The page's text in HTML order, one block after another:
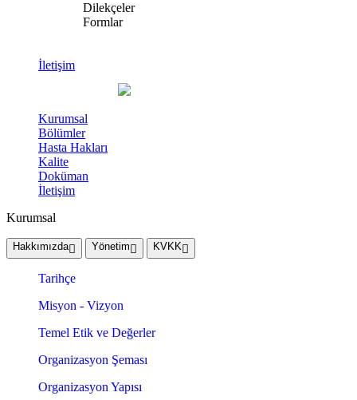
Dilekçeler
Formlar
İletişim
Kurumsal
Bölümler
Hasta Hakları
Kalite
Doküman
İletişim
Kurumsal
Hakkımızda Yönetim KVKK
Tarihçe
Misyon - Vizyon
Temel Etik ve Değerler
Organizasyon Şeması
Organizasyon Yapısı